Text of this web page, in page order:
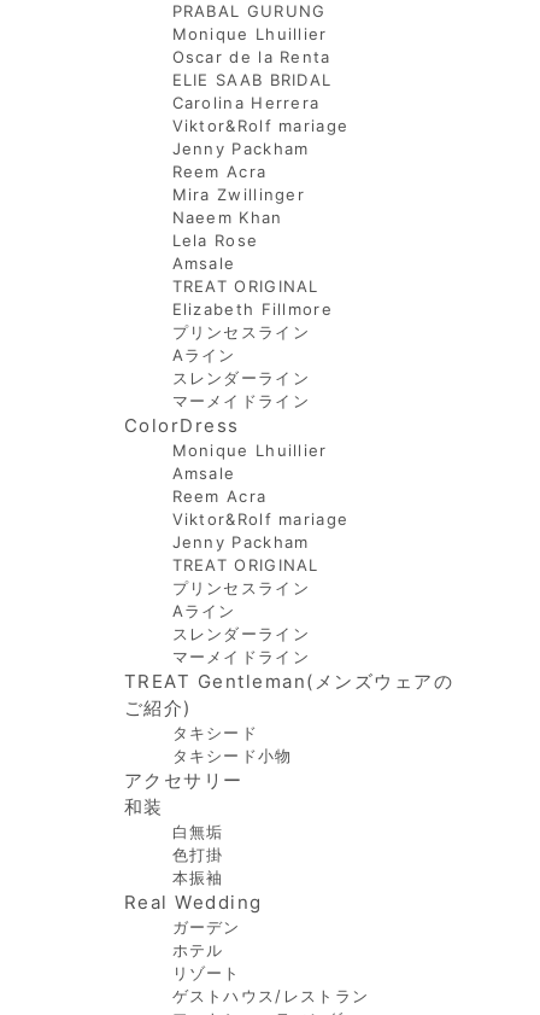
PRABAL GURUNG
Monique Lhuillier
Oscar de la Renta
ELIE SAAB BRIDAL
Carolina Herrera
Viktor&Rolf mariage
Jenny Packham
Reem Acra
Mira Zwillinger
Naeem Khan
Lela Rose
Amsale
TREAT ORIGINAL
Elizabeth Fillmore
プリンセスライン
Aライン
スレンダーライン
マーメイドライン
ColorDress
Monique Lhuillier
Amsale
Reem Acra
Viktor&Rolf mariage
Jenny Packham
TREAT ORIGINAL
プリンセスライン
Aライン
スレンダーライン
マーメイドライン
TREAT Gentleman(メンズウェアの
ご紹介)
タキシード
タキシード小物
アクセサリー
和装
白無垢
色打掛
本振袖
Real Wedding
ガーデン
ホテル
リゾート
ゲストハウス/レストラン